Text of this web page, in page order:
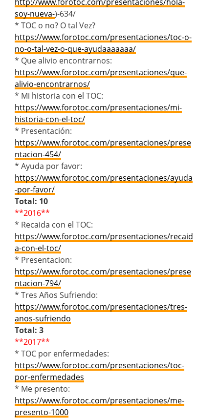
soy-nueva-)-634/
* TOC o no? O tal Vez?
https://www.forotoc.com/presentaciones/toc-o-
no-o-tal-vez-o-que-ayudaaaaaaa/
* Que alivio encontrarnos:
https://www.forotoc.com/presentaciones/que-
alivio-encontrarnos/
* Mi historia con el TOC:
https://www.forotoc.com/presentaciones/mi-
historia-con-el-toc/
* Presentación:
https://www.forotoc.com/presentaciones/prese
ntacion-454/
* Ayuda por favor:
https://www.forotoc.com/presentaciones/ayuda
-por-favor/
Total: 10
**2016**
* Recaida con el TOC:
https://www.forotoc.com/presentaciones/recaid
a-con-el-toc/
* Presentacion:
https://www.forotoc.com/presentaciones/prese
ntacion-794/
* Tres Años Sufriendo:
https://www.forotoc.com/presentaciones/tres-
anos-sufriendo
Total: 3
**2017**
* TOC por enfermedades:
https://www.forotoc.com/presentaciones/toc-
por-enfermedades
* Me presento:
https://www.forotoc.com/presentaciones/me-
presento-1000